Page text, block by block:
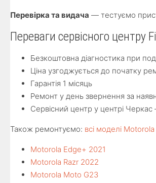
Перевірка та видача — тестуємо
Переваги сервісного центру
Безкоштовна діагностика при
Ціна узгоджується до початку
Гарантія 1 місяць
Ремонт у день звернення за
Сервісний центр у центрі
Також ремонтуємо: всі моделі Motorola
Motorola Edge+ 2021
Motorola Razr 2022
Motorola Moto G23